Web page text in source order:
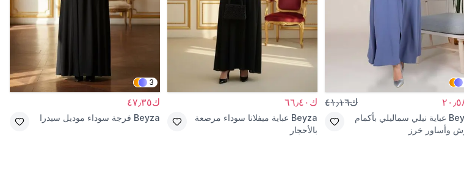
ك٤١٫١٦
عباية نيلي سماليلي بأكمام
وأساور خرز
ك٦٦٫٤٠
Beyza عباية ميفلانا سوداء مرصعة
بالأحجار
3
ك٤٧٫٣٥
Beyza فرجة سوداء موديل سيدرا